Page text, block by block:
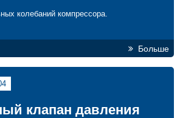
колебаний компрессора.
Больше
клапан давления